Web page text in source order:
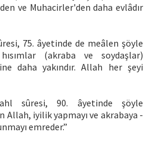
ve Muhacirler'den daha evlâdır
75. âyetinde de meâlen şöyle
(akraba ve soydaşlar)
daha yakındır. Allah her şeyi
sûresi, 90. âyetinde şöyle
Allah, iyilik yapmayı ve akrabaya -
emreder.”